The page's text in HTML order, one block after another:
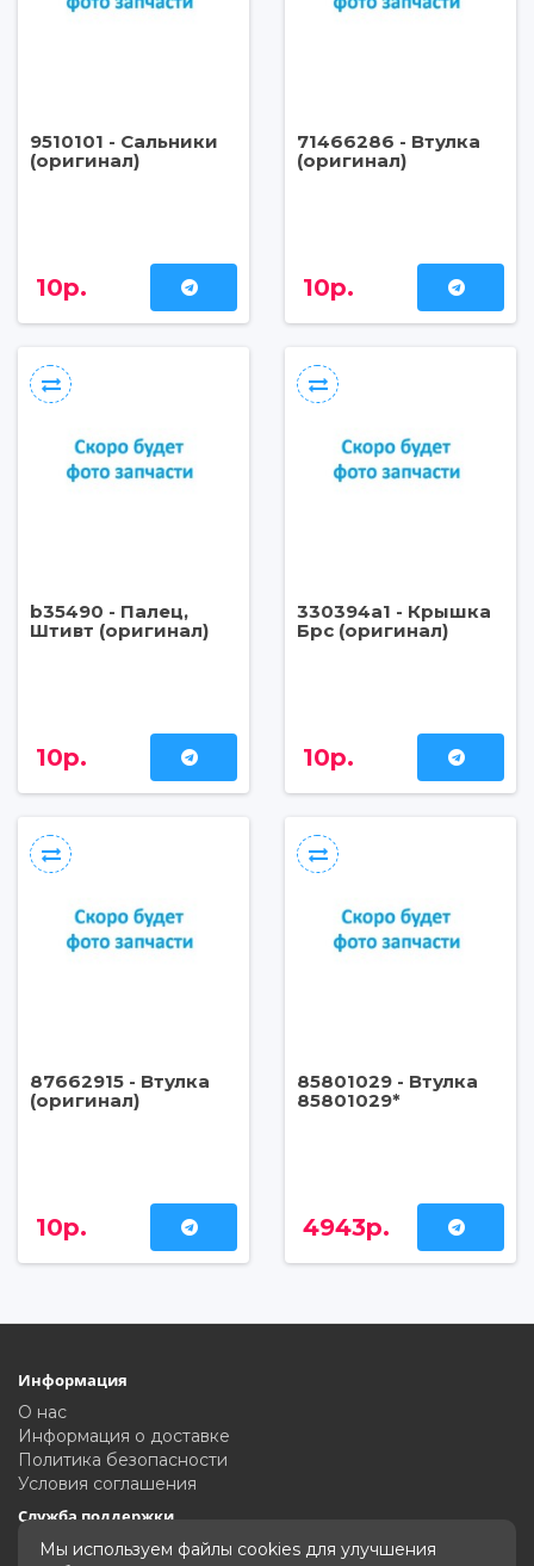
9510101 - Сальники
(оригинал)
10р.
71466286 - Втулка
(оригинал)
10р.
b35490 - Палец,
Штивт (оригинал)
10р.
330394a1 - Крышка
Брс (оригинал)
10р.
87662915 - Втулка
(оригинал)
10р.
85801029 - Втулка
85801029*
4943р.
Информация
О нас
Информация о доставке
Политика безопасности
Условия соглашения
Служба поддержки
Связаться с нами
Мы используем файлы cookies для улучшения